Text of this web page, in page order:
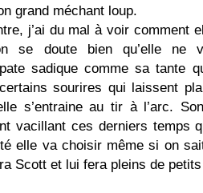
grand méchant loup.
j’ai du mal à voir comment
se doute bien qu’elle ne
sadique comme sa tante
sourires qui laissent
s’entraine au tir à l’arc.
vacillant ces derniers temps
elle va choisir même si on
Scott et lui fera pleins de